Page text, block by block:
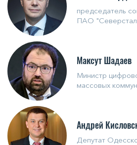
председатель
ПАО
Максут Шадаев
Министр
массовых
Андрей
Депутат